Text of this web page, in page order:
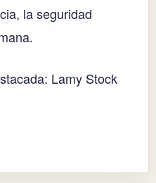
la seguridad
Lamy Stock